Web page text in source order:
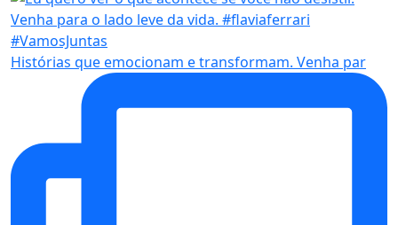
Histórias que emocionam e transformam. Venha par